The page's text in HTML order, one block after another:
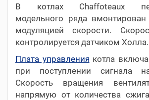
В котлах Chaffoteaux
модельного ряда
модуляцией скорости.
контролируется датчиком Холла.
Плата управления котла
при поступлении сигнала
Скорость вращения
напрямую от количества